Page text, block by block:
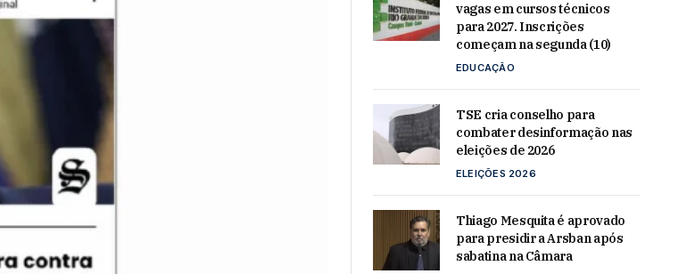
vagas em cursos técnicos
para 2027. Inscrições
começam na segunda (10)
EDUCAÇÃO
TSE cria conselho para
combater desinformação nas
eleições de 2026
ELEIÇÕES 2026
Thiago Mesquita é aprovado
para presidir a Arsban após
sabatina na Câmara